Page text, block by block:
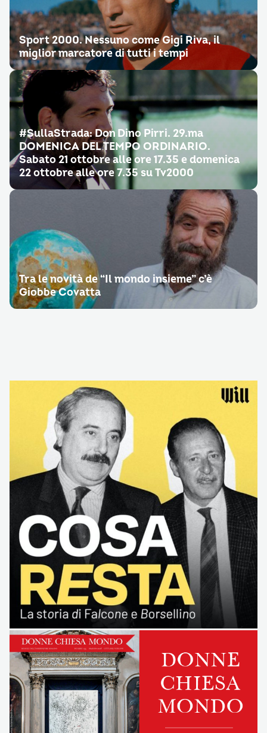
Sport 2000. Nessuno come Gigi Riva, il
miglior marcatore di tutti i tempi
#SullaStrada: Don Dino Pirri. 29.ma
DOMENICA DEL TEMPO ORDINARIO.
Sabato 21 ottobre alle ore 17.35 e domenica
22 ottobre alle ore 7.35 su Tv2000
Tra le novità de “Il mondo insieme” c’è
Giobbe Covatta